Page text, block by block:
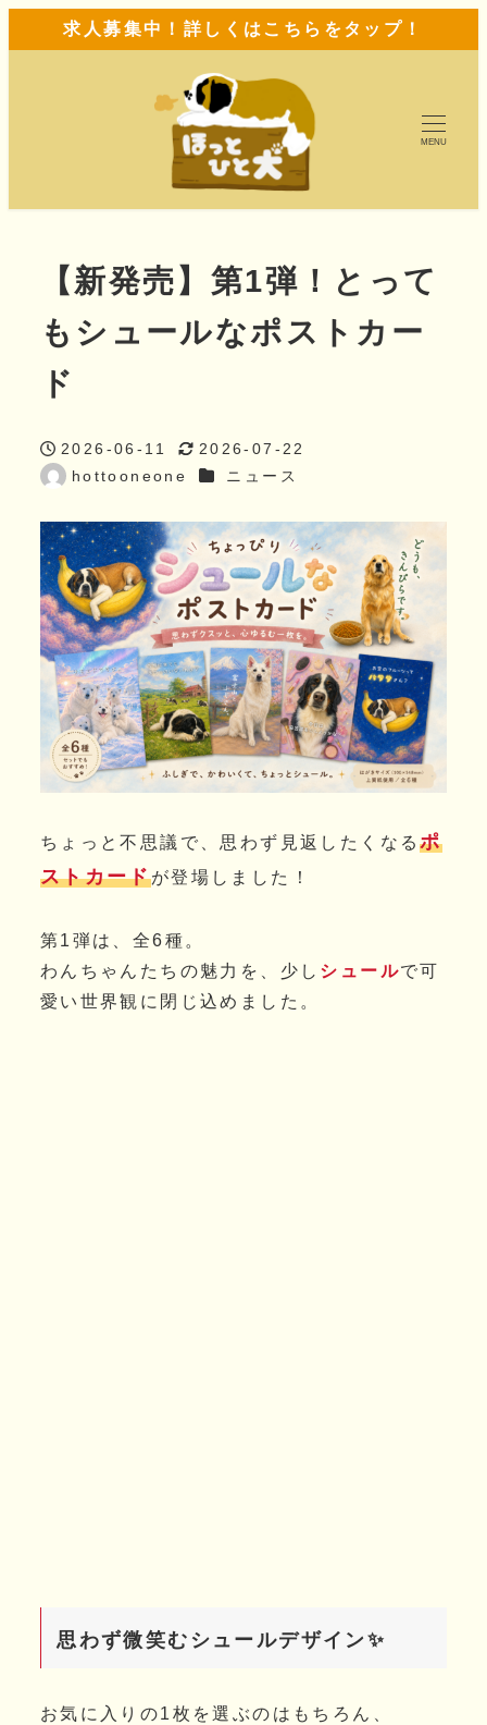
求人募集中！詳しくはこちらをタップ！
MENU
【新発売】第1弾！とって
もシュールなポストカー
ド
投稿日
2026-06-11
更新日
2026-07-22
著
hottooneone カテゴリー
ニュース
ちょっと不思議で、思わず見返したくなるポ
ストカードが登場しました！
第1弾は、全6種。
わんちゃんたちの魅力を、少し シュールで可
愛い世界観に閉じ込めました。
思わず微笑むシュールデザイン✨
お気に入りの1枚を選ぶのはもちろん、